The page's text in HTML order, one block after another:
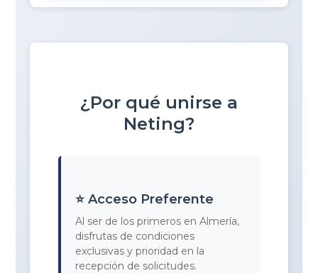
¿Por qué unirse a
Neting?
⭐ Acceso Preferente
Al ser de los primeros en Almería,
disfrutas de condiciones
exclusivas y prioridad en la
recepción de solicitudes.